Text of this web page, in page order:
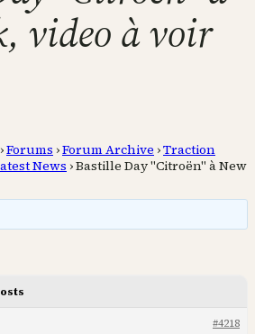
video à voir
›Forums ›Forum Archive ›Traction
News ›Bastille Day "Citroën" à New
#4218